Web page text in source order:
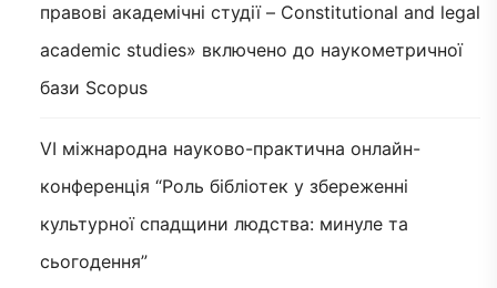
правові академічні студії – Constitutional and legal
academic studies» включено до наукометричної
бази Scopus
VI міжнародна науково-практична онлайн-
конференція “Роль бібліотек у збереженні
культурної спадщини людства: минуле та
сьогодення”